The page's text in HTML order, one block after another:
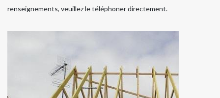
renseignements, veuillez le téléphoner directement.